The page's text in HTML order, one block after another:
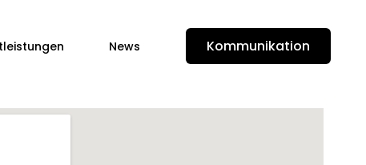
News Kommunikation